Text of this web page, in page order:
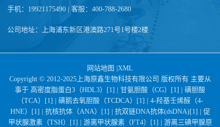
手机：19921175490 | 客服：400-788-2680
公司地址：上海浦东新区港澳路271号1号楼2楼
网站地图 XML
Copyright © 2012-2025上海原鑫生物科技有限公司 版权所有 主要从
事于 高密度脂蛋白3（HDL3）[1] | 甘氨胆酸（CG）[1] | 磺胆酸
（TCA）[1] | 磺鹅去氧胆酸（TCDCA）[1] | 4-羟基壬烯醛（4-
HNE）[1] | 抗核抗体（ANA）[1] | 抗双链DNA抗体(dsDNA)[1] | 促
甲状腺激素（TSH）[1] | 游离甲状腺素（FT4）[1] | 游离三碘甲腺原